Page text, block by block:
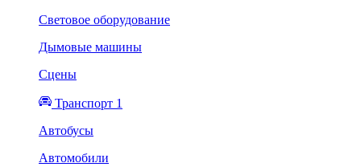
Световое оборудование
Дымовые машины
Сцены
Транспорт 1
Автобусы
Автомобили